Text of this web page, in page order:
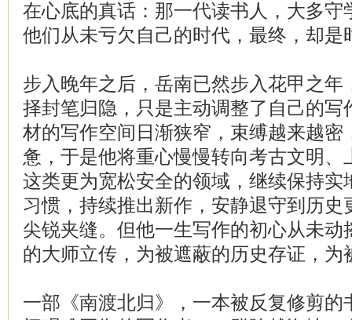
在心底的真话：那一代读书人，大多守
他们从未亏欠自己的时代，最终，却是
步入晚年之后，岳南已然步入花甲之
择封笔归隐，只是主动调整了自己的写
材的写作空间日渐狭窄，束缚越来越密
惫，于是他将重心慢慢转向考古文明
这类更为宽松安全的领域，继续保持实
习惯，持续推出新作，安静退守到历
尖锐夹缝。但他一生写作的初心从未
的大师立传，为被遮蔽的历史存证，为
一部《南渡北归》，一本被反复修剪